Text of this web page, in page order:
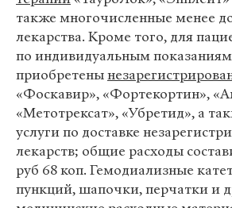
также многочисленные менее
лекарства. Кроме того, для
по индивидуальным
приобретены
«Фоскавир», «Фортекортин»,
«Метотрексат», «Убретид», а
услуги по доставке
лекарств; общие расходы
руб 68 коп. Гемодиализные
пункций, шапочки, перчатки и